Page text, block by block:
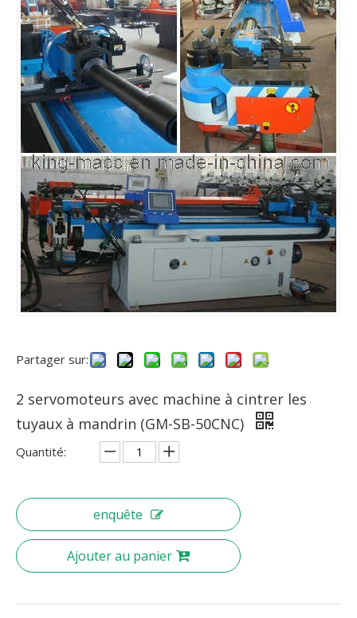
Partager sur:
2 servomoteurs avec machine à cintrer les
tuyaux à mandrin (GM-SB-50CNC)
Quantité:
enquête
Ajouter au panier